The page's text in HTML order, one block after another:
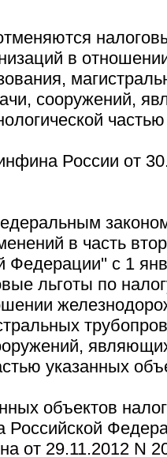
в
сооружений,
России от
в часть
Федерации'' с 1
льготы по
указанных
объектов
Российской
от 29.11.2012 N